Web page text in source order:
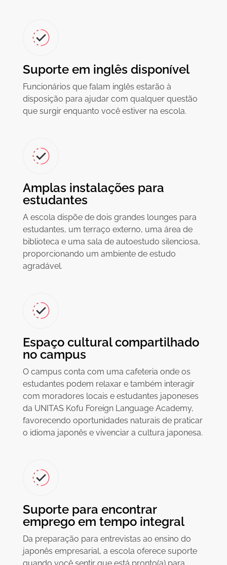
Suporte em inglês disponível
Funcionários que falam inglês estarão à
disposição para ajudar com qualquer questão
que surgir enquanto você estiver na escola.
Amplas instalações para
estudantes
A escola dispõe de dois grandes lounges para
estudantes, um terraço externo, uma área de
biblioteca e uma sala de autoestudo silenciosa,
proporcionando um ambiente de estudo
agradável.
Espaço cultural compartilhado
no campus
O campus conta com uma cafeteria onde os
estudantes podem relaxar e também interagir
com moradores locais e estudantes japoneses
da UNITAS Kofu Foreign Language Academy,
favorecendo oportunidades naturais de praticar
o idioma japonês e vivenciar a cultura japonesa.
Suporte para encontrar
emprego em tempo integral
Da preparação para entrevistas ao ensino do
japonês empresarial, a escola oferece suporte